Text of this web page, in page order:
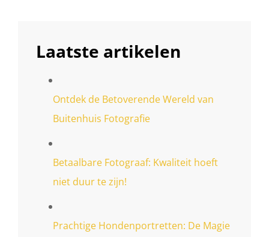
Laatste artikelen
Ontdek de Betoverende Wereld van
Buitenhuis Fotografie
Betaalbare Fotograaf: Kwaliteit hoeft
niet duur te zijn!
Prachtige Hondenportretten: De Magie